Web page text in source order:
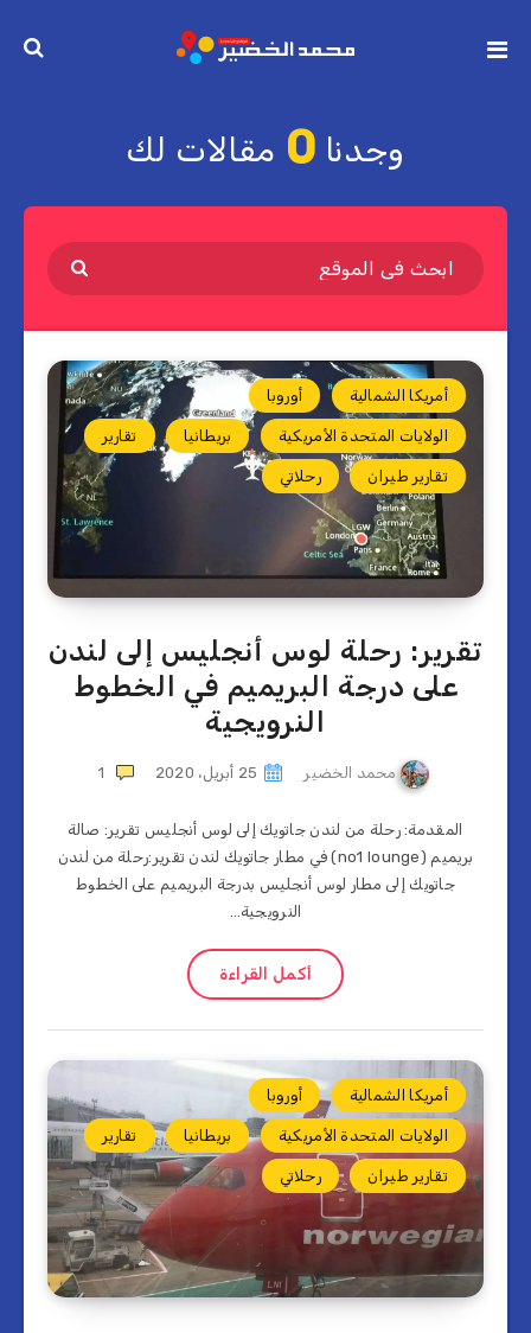
وجدنا 0 مقالات لك
أمريكا الشمالية أوروبا
الولايات المتحدة الأمريكية بريطانيا تقارير
تقارير طيران رحلاتي
تقرير: رحلة لوس أنجليس إلى لندن
على درجة البريميم في الخطوط
النرويجية
محمد الخضير 25 أبريل، 2020 1
المقدمة: رحلة من لندن جاتويك إلى لوس أنجليس تقرير: صالة
بريميم (no1 lounge) في مطار جاتويك لندن تقرير:رحلة من لندن
جاتويك إلى مطار لوس أنجليس بدرجة البريميم على الخطوط
النرويجية…
أكمل القراءة
أمريكا الشمالية أوروبا
الولايات المتحدة الأمريكية بريطانيا تقارير
تقارير طيران رحلاتي